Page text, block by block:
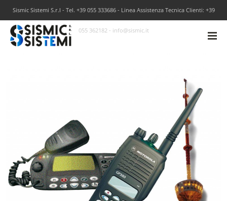
Sismic Sistemi S.r.l - Tel. +39 055 333686 - Linea Assistenza Tecnica Clienti: +39
055 362182 - info@sismic.it